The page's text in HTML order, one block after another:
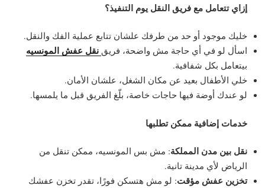
إزاي تتعامل مع فريق النقل يوم التنفيذ؟
خليك موجود أو حد من طرفك علشان تتابع عملية الفك والنقل.
اسأل لو في أي حاجة مش واضحة، فريق نقل عفش المونسيه
بيتعامل بكل شفافية.
خلي الأطفال بعيد عن مكان الشغل، علشان الأمان.
لو عندك أوضة فيها حاجات خاصة، بلّغ الفريق قبل ما يلمسها.
خدمات إضافية ممكن تطلبها
نقل بين مدن المملكة: مش بس المونسيه، ممكن تنقل من
الرياض لأي مدينة تانية.
تخزين عفش مؤقت: لو مش هتسكن فورًا، تقدر تخزن عفشك